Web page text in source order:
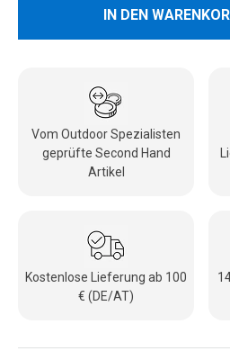
IN DEN
Vom Outdoor Spezialisten
geprüfte Second Hand
Artikel
Kostenlose Lieferung ab 100
€ (DE/AT)